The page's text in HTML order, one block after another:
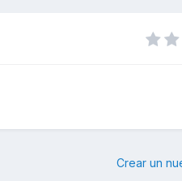
Crear un